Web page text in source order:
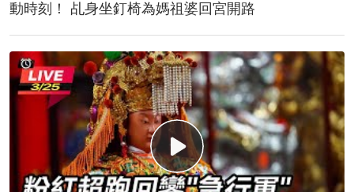
動時刻！ 乩身坐釘椅為媽祖婆回宮開路